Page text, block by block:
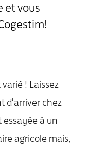
et vous
! Laissez
d’arriver chez
essayée à un
agricole mais,